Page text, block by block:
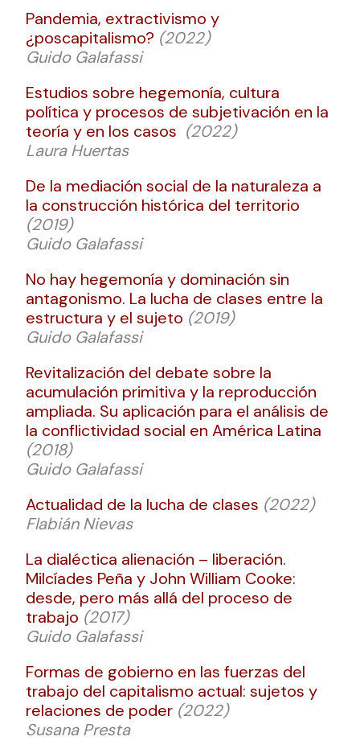
Pandemia, extractivismo y
¿poscapitalismo? (2022)
Guido Galafassi
Estudios sobre hegemonía, cultura
política y procesos de subjetivación en la
teoría y en los casos (2022)
Laura Huertas
De la mediación social de la naturaleza a
la construcción histórica del territorio
(2019)
Guido Galafassi
No hay hegemonía y dominación sin
antagonismo. La lucha de clases entre la
estructura y el sujeto (2019)
Guido Galafassi
Revitalización del debate sobre la
acumulación primitiva y la reproducción
ampliada. Su aplicación para el análisis de
la conflictividad social en América Latina
(2018)
Guido Galafassi
Actualidad de la lucha de clases (2022)
Flabián Nievas
La dialéctica alienación – liberación.
Milcíades Peña y John William Cooke:
desde, pero más allá del proceso de
trabajo (2017)
Guido Galafassi
Formas de gobierno en las fuerzas del
trabajo del capitalismo actual: sujetos y
relaciones de poder (2022)
Susana Presta